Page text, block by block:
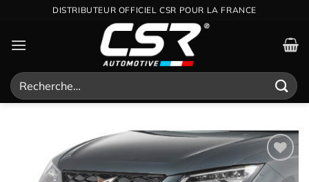
contenu
DISTRIBUTEUR OFFICIEL CSR POUR LA FRANCE
Recherche
pour :